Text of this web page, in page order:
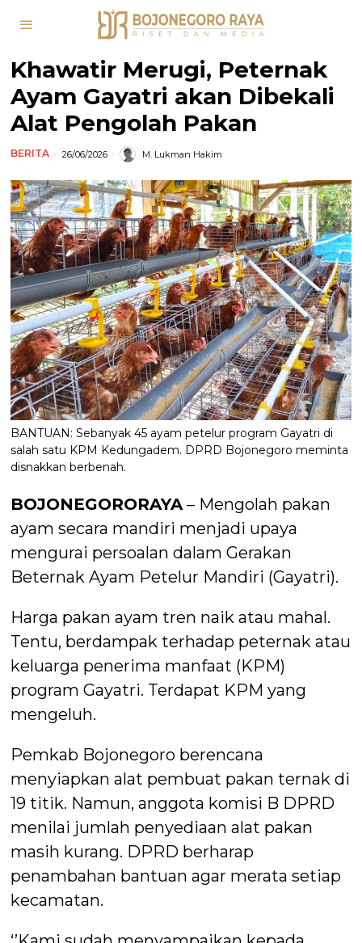
Khawatir Merugi, Peternak
Ayam Gayatri akan Dibekali
Alat Pengolah Pakan
BERITA 26/06/2026 M. Lukman Hakim
BANTUAN: Sebanyak 45 ayam petelur program Gayatri di
salah satu KPM Kedungadem. DPRD Bojonegoro meminta
disnakkan berbenah.
BOJONEGORORAYA – Mengolah pakan
ayam secara mandiri menjadi upaya
mengurai persoalan dalam Gerakan
Beternak Ayam Petelur Mandiri (Gayatri).
Harga pakan ayam tren naik atau mahal.
Tentu, berdampak terhadap peternak atau
keluarga penerima manfaat (KPM)
program Gayatri. Terdapat KPM yang
mengeluh.
Pemkab Bojonegoro berencana
menyiapkan alat pembuat pakan ternak di
19 titik. Namun, anggota komisi B DPRD
menilai jumlah penyediaan alat pakan
masih kurang. DPRD berharap
penambahan bantuan agar merata setiap
kecamatan.